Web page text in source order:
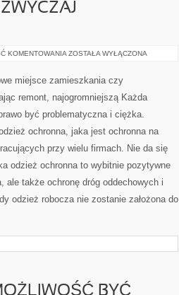
KOMENTOWANIA ODZIEŻ
NADZWYCZAJ
PONADPRZECIĘTNY
ZOSTAŁA WYŁĄCZONA
miejsce zamieszkania czy
remont, najogromniejszą Każda
być problematyczna i ciężka.
ochronna, jaka jest ochronna na
przy wielu firmach. Nie da się
odzież ochronna to wybitnie pozytywne
ale także ochronę dróg oddechowych i
odzież robocza nie zostanie założona do
BYĆ